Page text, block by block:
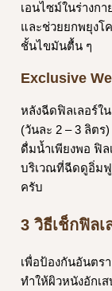
เอนไซม์ในร่างก
และช่วยยกพยุงโ
ชั้นไขมันตื้น ๆ
Exclusive
หลังฉีดฟิลเลอร์ใ
(วันละ 2 – 3 ลิตร
ดื่มน้ำเพียงพอ ฟิล
บริเวณที่ฉีดดูอิ่มฟู
ครับ
3 วิธีเช็กฟิล
เพื่อป้องกันอันตร
ทำให้ผิวหนังอักเ